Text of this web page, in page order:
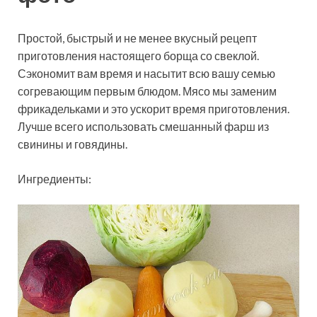
Простой, быстрый и не менее вкусный рецепт
приготовления настоящего борща со свеклой.
Сэкономит вам время и насытит всю вашу семью
согревающим первым блюдом. Мясо мы заменим
фрикадельками и это ускорит время приготовления.
Лучше всего использовать смешанный фарш из
свинины и говядины.
Ингредиенты: